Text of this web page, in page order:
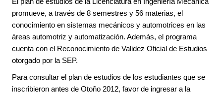
promueve, a través de 8 semestres y 56 materias, el
conocimiento en sistemas mecánicos y automotrices en las
áreas automotriz y automatización. Además, el programa
cuenta con el Reconocimiento de Validez Oficial de Estudios
otorgado por la SEP.
Para consultar el plan de estudios de los estudiantes que se
inscribieron antes de Otoño 2012, favor de ingresar a la